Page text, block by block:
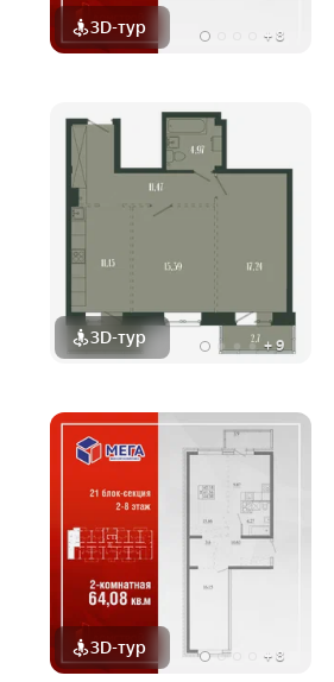
3D-тур + 8
3D-тур + 9
3D-тур + 8